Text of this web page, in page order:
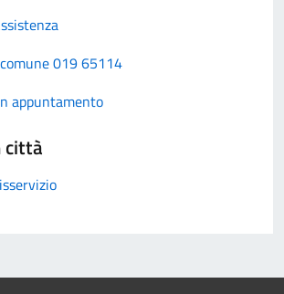
019 65114
appuntamento
città